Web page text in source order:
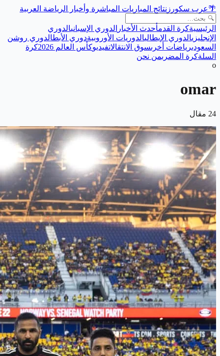
🌴عرب سكورز نتائج المباريات المباشرة وأخبار الرياضة العربية
الرئيسيةكرة القدمأحدث الأخبار الدوري الإسبانيالدوري
الإنجليزيالدوري الإيطاليالدوريات الأوروبيةدوري الأبطالدوري روشن
السعوديرياضات أخرىسوق الانتقالاتفيديوكأس العالم 2026
كرة
السلةكرة المضربمن نحن
o
omar
24 مقال